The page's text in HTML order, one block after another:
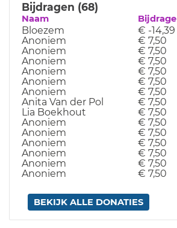
Bijdragen (68)
Naam Bijdrage
Bloezem € -14,39
Anoniem
€ 7,50
Anoniem
€ 7,50
Anoniem
€ 7,50
Anoniem
€ 7,50
Anoniem
€ 7,50
Anoniem
€ 7,50
Anita Van der Pol
€ 7,50
Lia Boekhout
€ 7,50
Anoniem
€ 7,50
Anoniem
€ 7,50
Anoniem
€ 7,50
Anoniem
€ 7,50
Anoniem
€ 7,50
Anoniem
€ 7,50
BEKIJK ALLE DONATIES